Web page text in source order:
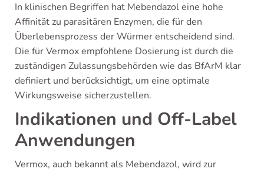
In klinischen Begriffen hat Mebendazol eine hohe
Affinität zu parasitären Enzymen, die für den
Überlebensprozess der Würmer entscheidend sind.
Die für Vermox empfohlene Dosierung ist durch die
zuständigen Zulassungsbehörden wie das BfArM klar
definiert und berücksichtigt, um eine optimale
Wirkungsweise sicherzustellen.
Indikationen und Off-Label
Anwendungen
Vermox, auch bekannt als Mebendazol, wird zur